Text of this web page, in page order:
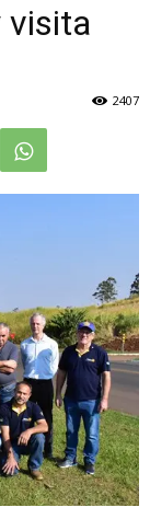
visita
2407